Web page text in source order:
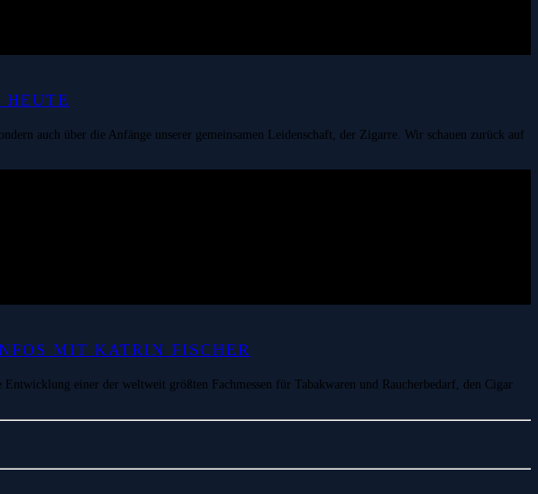
HEUTE
auch über die Anfänge unserer gemeinsamen Leidenschaft, der Zigarre. Wir schauen zurück auf
MIT KATRIN FISCHER
einer der weltweit größten Fachmessen für Tabakwaren und Raucherbedarf, den Cigar